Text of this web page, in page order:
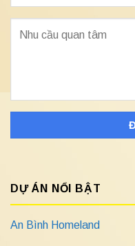
DỰ ÁN NỔI BẬT
An Bình Homeland